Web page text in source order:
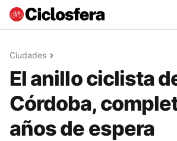
Ciudades
El anillo ciclista
Córdoba,
años de espera